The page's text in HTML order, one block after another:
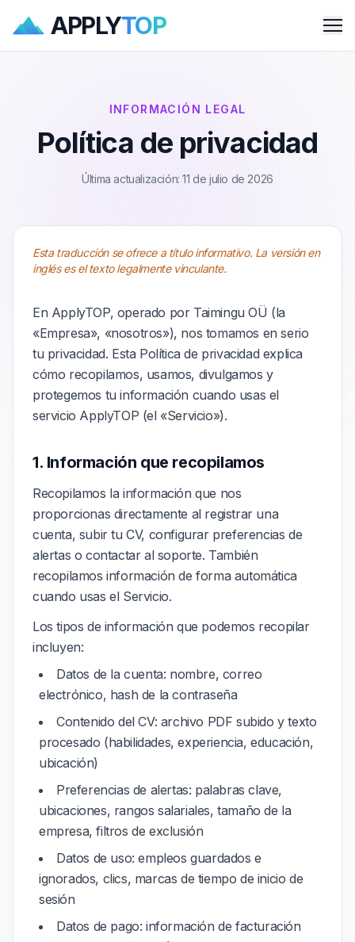
APPLYTOP
INFORMACIÓN LEGAL
Política de privacidad
Última actualización: 11 de julio de 2026
Esta traducción se ofrece a título informativo. La versión en
inglés es el texto legalmente vinculante.
En ApplyTOP, operado por Taimingu OÜ (la
«Empresa», «nosotros»), nos tomamos en serio
tu privacidad. Esta Política de privacidad explica
cómo recopilamos, usamos, divulgamos y
protegemos tu información cuando usas el
servicio ApplyTOP (el «Servicio»).
1. Información que recopilamos
Recopilamos la información que nos
proporcionas directamente al registrar una
cuenta, subir tu CV, configurar preferencias de
alertas o contactar al soporte. También
recopilamos información de forma automática
cuando usas el Servicio.
Los tipos de información que podemos recopilar
incluyen:
Datos de la cuenta: nombre, correo
electrónico, hash de la contraseña
Contenido del CV: archivo PDF subido y texto
procesado (habilidades, experiencia, educación,
ubicación)
Preferencias de alertas: palabras clave,
ubicaciones, rangos salariales, tamaño de la
empresa, filtros de exclusión
Datos de uso: empleos guardados e
ignorados, clics, marcas de tiempo de inicio de
sesión
Datos de pago: información de facturación